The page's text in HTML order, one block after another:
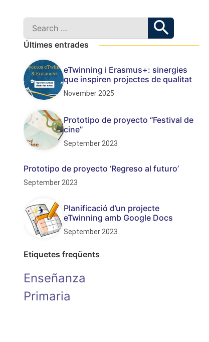
Últimes entrades
eTwinning i Erasmus+: sinergies
que inspiren projectes de qualitat
November 2025
Prototipo de proyecto “Festival de
cine”
September 2023
Prototipo de proyecto ‘Regreso al futuro’
September 2023
Planificació d’un projecte
eTwinning amb Google Docs
September 2023
Etiquetes freqüents
Enseñanza
Primaria